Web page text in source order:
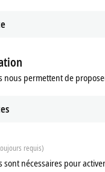
nous permettent de
requis)
sont nécessaires pour